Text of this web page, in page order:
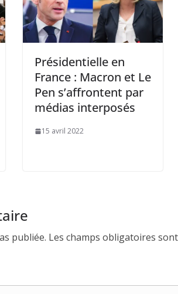
Présidentielle en
France : Macron et Le
Pen s’affrontent par
médias interposés
15 avril 2022
publiée. Les champs obligatoires